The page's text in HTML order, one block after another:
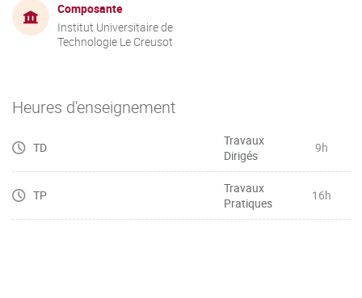
Composante
Institut Universitaire de
Technologie Le Creusot
Heures d'enseignement
TD
Travaux
Dirigés
9h
TP
Travaux
Pratiques
16h